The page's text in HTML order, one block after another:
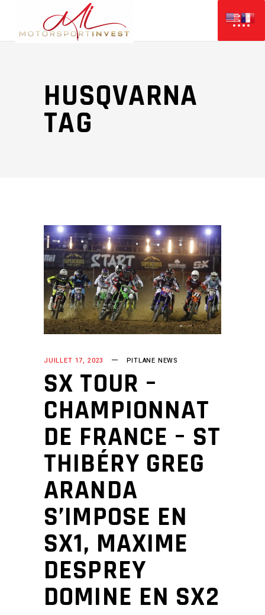
HUSQVARNA
TAG
JUILLET 17, 2023 PITLANE NEWS
SX TOUR –
CHAMPIONNAT
DE FRANCE – ST
THIBÉRY GREG
ARANDA
S’IMPOSE EN
SX1, MAXIME
DESPREY
DOMINE EN SX2